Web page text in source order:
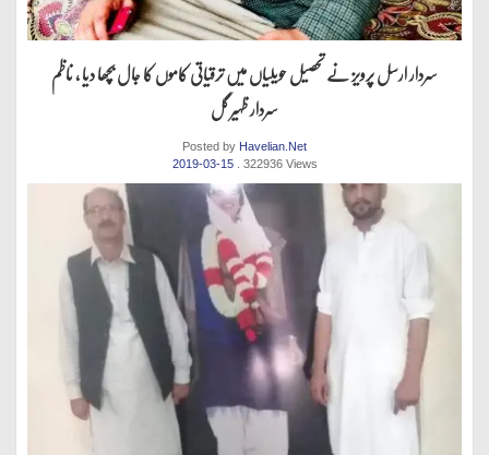
سردار ارسل پرویز نے تحصیل حویلیاں میں ترقیاتی کاموں کا جال بچھا دیا ، ناظم
سردار ظہیر گل
Posted by Havelian.Net
2019-03-15
. 322936 Views